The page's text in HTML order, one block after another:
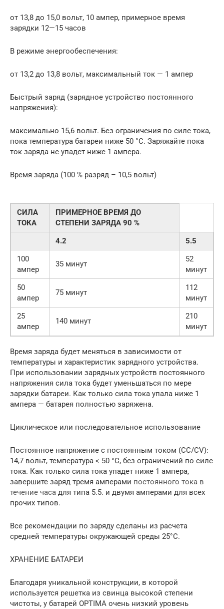
от 13,8 до 15,0 вольт, 10 ампер, примерное время
зарядки 12—15 часов
В режиме энергообеспечения:
от 13,2 до 13,8 вольт, максимальный ток — 1 ампер
Быстрый заряд (зарядное устройство постоянного
напряжения):
максимально 15,6 вольт. Без ограничения по силе тока,
пока температура батареи ниже 50 °C. Заряжайте пока
ток заряда не упадет ниже 1 ампера.
Время заряда (100 % разряд – 10,5 вольт)
СИЛА
ТОКА
ПРИМЕРНОЕ ВРЕМЯ ДО
СТЕПЕНИ ЗАРЯДА 90 %
4.2
5.5
100
ампер
35 минут
52
минут
50
ампер
75 минут
112
минут
25
ампер
140 минут
210
минут
Время заряда будет меняться в зависимости от
температуры и характеристик зарядного устройства.
При использовании зарядных устройств постоянного
напряжения сила тока будет уменьшаться по мере
зарядки батареи. Как только сила тока упала ниже 1
ампера — батарея полностью заряжена.
Циклическое или последовательное использование
Постоянное напряжение с постоянным током (CC/CV):
14,7 вольт, температура < 50 °C, без ограничений по силе
тока. Как только сила тока упадет ниже 1 ампера,
завершите заряд тремя амперами постоянного тока в
течение часа для типа 5.5. и двумя амперами для всех
прочих типов.
Все рекомендации по заряду сделаны из расчета
средней температуры окружающей среды 25°C.
ХРАНЕНИЕ БАТАРЕИ
Благодаря уникальной конструкции, в которой
используется решетка из свинца высокой степени
чистоты, у батарей OPTIMA очень низкий уровень